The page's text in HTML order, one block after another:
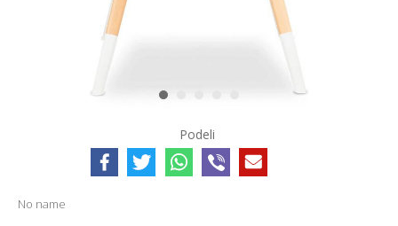
1 2 3 4 5
Podeli
No name